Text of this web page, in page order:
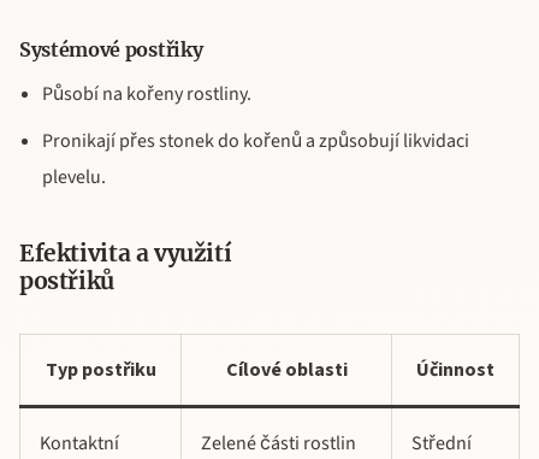
Systémové postřiky
Působí na kořeny rostliny.
Pronikají přes stonek do kořenů a způsobují likvidaci
plevelu.
Efektivita a využití
postřiků
Typ postřiku Cílové oblasti Účinnost
Kontaktní Zelené části rostlin Střední